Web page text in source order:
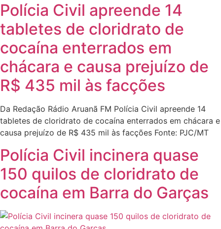
Polícia Civil apreende 14
tabletes de cloridrato de
cocaína enterrados em
chácara e causa prejuízo de
R$ 435 mil às facções
Da Redação Rádio Aruanã FM Polícia Civil apreende 14
tabletes de cloridrato de cocaína enterrados em chácara e
causa prejuízo de R$ 435 mil às facções Fonte: PJC/MT
Polícia Civil incinera quase
150 quilos de cloridrato de
cocaína em Barra do Garças